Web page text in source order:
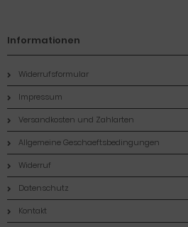
Informationen
Widerrufsformular
Impressum
Versandkosten und Zahlarten
Allgemeine Geschaeftsbedingungen
Widerruf
Datenschutz
Kontakt